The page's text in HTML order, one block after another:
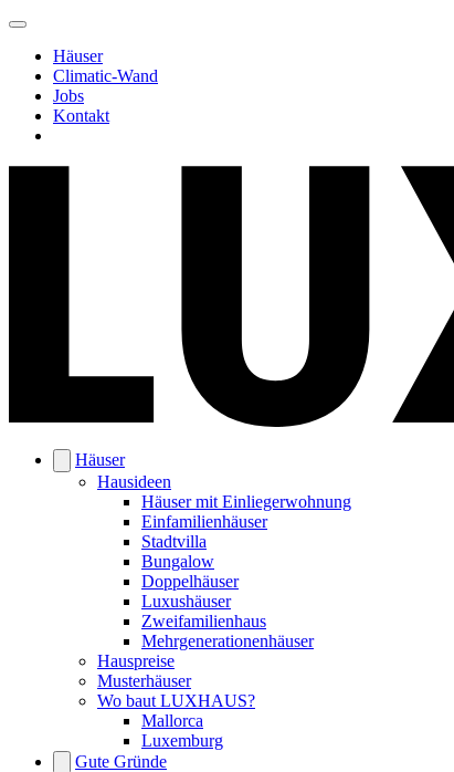
Häuser
Climatic-Wand
Jobs
Kontakt
Häuser
Hausideen
Häuser mit Einliegerwohnung
Einfamilienhäuser
Stadtvilla
Bungalow
Doppelhäuser
Luxushäuser
Zweifamilienhaus
Mehrgenerationenhäuser
Hauspreise
Musterhäuser
Wo baut LUXHAUS?
Mallorca
Luxemburg
Gute Gründe